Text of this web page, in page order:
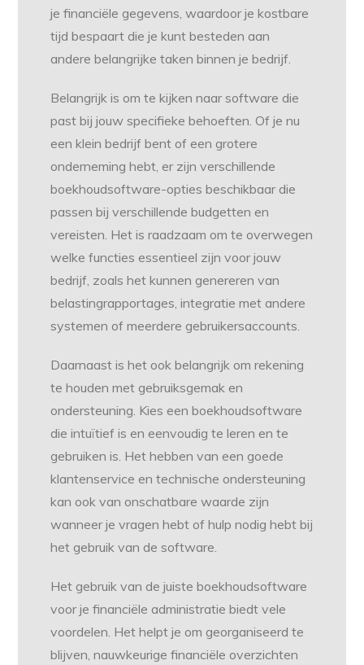
je financiële gegevens, waardoor je kostbare
tijd bespaart die je kunt besteden aan
andere belangrijke taken binnen je bedrijf.
Belangrijk is om te kijken naar software die
past bij jouw specifieke behoeften. Of je nu
een klein bedrijf bent of een grotere
onderneming hebt, er zijn verschillende
boekhoudsoftware-opties beschikbaar die
passen bij verschillende budgetten en
vereisten. Het is raadzaam om te overwegen
welke functies essentieel zijn voor jouw
bedrijf, zoals het kunnen genereren van
belastingrapportages, integratie met andere
systemen of meerdere gebruikersaccounts.
Daarnaast is het ook belangrijk om rekening
te houden met gebruiksgemak en
ondersteuning. Kies een boekhoudsoftware
die intuïtief is en eenvoudig te leren en te
gebruiken is. Het hebben van een goede
klantenservice en technische ondersteuning
kan ook van onschatbare waarde zijn
wanneer je vragen hebt of hulp nodig hebt bij
het gebruik van de software.
Het gebruik van de juiste boekhoudsoftware
voor je financiële administratie biedt vele
voordelen. Het helpt je om georganiseerd te
blijven, nauwkeurige financiële overzichten